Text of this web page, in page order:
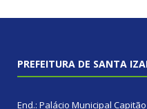
PREFEITURA DE SANTA
End.: Palácio Municipal